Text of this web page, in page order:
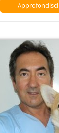
Approfondisci